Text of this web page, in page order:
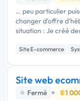
… peu particulier
changer d'offre
situation : Je créé
commerce) sur
Site E-commerce
Site web
Fermé
1